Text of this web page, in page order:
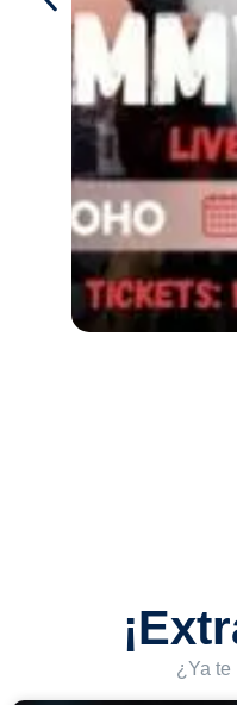
¿Ya te